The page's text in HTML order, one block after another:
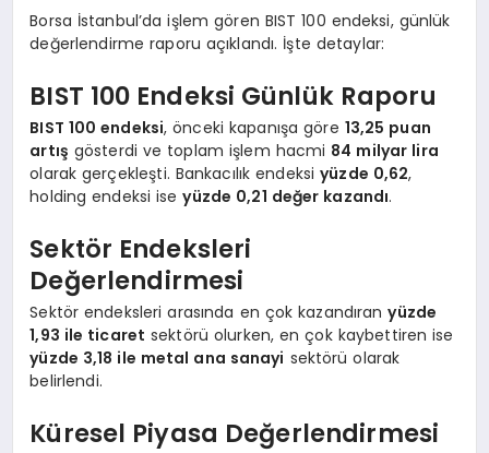
Borsa İstanbul’da işlem gören BIST 100 endeksi, günlük
değerlendirme raporu açıklandı. İşte detaylar:
BIST 100 Endeksi Günlük Raporu
BIST 100 endeksi, önceki kapanışa göre 13,25 puan
artış gösterdi ve toplam işlem hacmi 84 milyar lira
olarak gerçekleşti. Bankacılık endeksiyüzde 0,62,
holding endeksi iseyüzde 0,21 değer kazandı.
Sektör Endeksleri
Değerlendirmesi
Sektör endeksleri arasında en çok kazandıranyüzde
1,93 ile ticaret sektörü olurken, en çok kaybettiren ise
yüzde 3,18 ile metal ana sanayi sektörü olarak
belirlendi.
Küresel Piyasa Değerlendirmesi